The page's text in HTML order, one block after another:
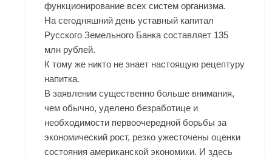
функционирование всех систем организма.
На сегодняшний день уставный капитал
Русского Земельного Банка составляет 135
млн рублей.
К тому же никто не знает настоящую рецептуру
напитка.
В заявлении существенно больше внимания,
чем обычно, уделено безработице и
необходимости первоочередной борьбы за
экономический рост, резко ужесточены оценки
состояния американской экономики. И здесь